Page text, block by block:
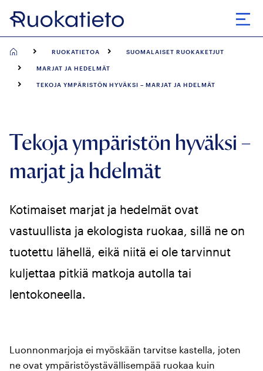
Siirry
suoraan
RUOKATIETOA SUOMALAISET RUOKAKETJUT
MARJAT JA HEDELMÄT
TEKOJA YMPÄRISTÖN HYVÄKSI – MARJAT JA HDELMÄT
Tekoja ympäristön hyväksi –
marjat ja hdelmät
Kotimaiset marjat ja hedelmät ovat
vastuullista ja ekologista ruokaa, sillä ne on
tuotettu lähellä, eikä niitä ei ole tarvinnut
kuljettaa pitkiä matkoja autolla tai
lentokoneella.
Luonnonmarjoja ei myöskään tarvitse kastella, joten
ne ovat ympäristöystävällisempää ruokaa kuin